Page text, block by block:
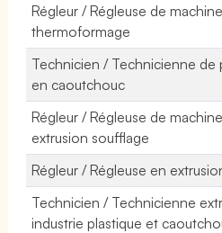
Régleur / Régleuse de
thermoformage
Technicien / Technicienne de
en caoutchouc
Régleur / Régleuse de
extrusion soufflage
Régleur / Régleuse en
Technicien / Technicienne
industrie plastique et